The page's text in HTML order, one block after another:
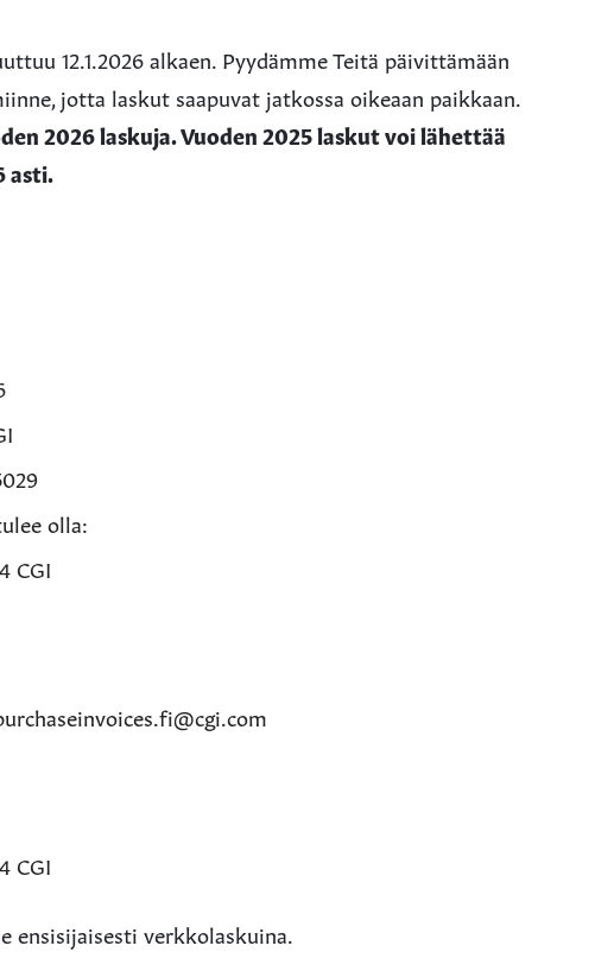
12.1.2026 alkaen. Pyydämme Teitä päivittämään
jotta laskut saapuvat jatkossa oikeaan paikkaan.
2026 laskuja. Vuoden 2025 laskut voi lähettää
asti.
olla:
CGI
CGI
ensisijaisesti verkkolaskuina.